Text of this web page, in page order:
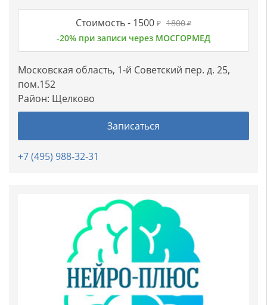
Стоимость - 1500 ₽ 1800₽
-20% при записи через МОСГОРМЕД
Московская область, 1-й Советский пер. д. 25,
пом.152
Район: Щелково
Записаться
+7 (495) 988-32-31